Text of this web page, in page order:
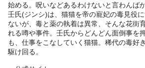
始める。呪いなどあるわけないと言わんば
壬氏(ジンシ)は、猫猫を帝の寵妃の毒見役
ないが、毒と薬の執着は異常、そんな花街
れる噂や事件。壬氏からどんどん面倒事を
も、仕事をこなしていく猫猫。稀代の毒好
駆け回る。